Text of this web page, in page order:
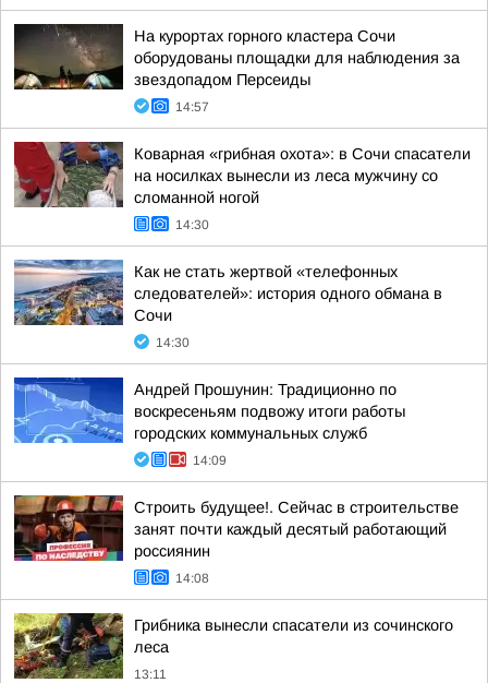
На курортах горного кластера Сочи
оборудованы площадки для наблюдения за
звездопадом Персеиды
14:57
Коварная «грибная охота»: в Сочи спасатели
на носилках вынесли из леса мужчину со
сломанной ногой
14:30
Как не стать жертвой «телефонных
следователей»: история одного обмана в
Сочи
14:30
Андрей Прошунин: Традиционно по
воскресеньям подвожу итоги работы
городских коммунальных служб
14:09
Строить будущее!. Сейчас в строительстве
занят почти каждый десятый работающий
россиянин
14:08
Грибника вынесли спасатели из сочинского
леса
13:11